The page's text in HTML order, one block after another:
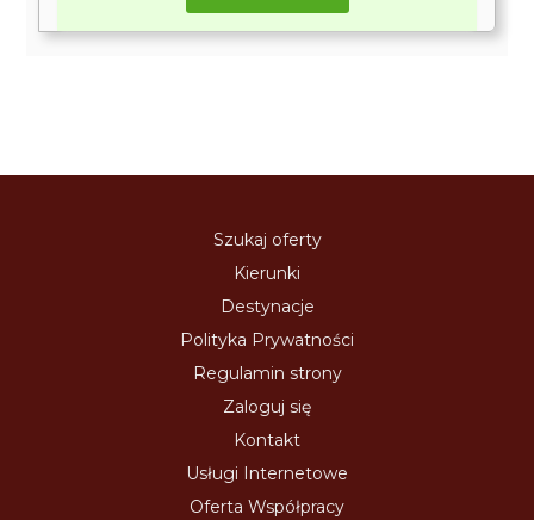
Szukaj oferty
Kierunki
Destynacje
Polityka Prywatności
Regulamin strony
Zaloguj się
Kontakt
Usługi Internetowe
Oferta Współpracy